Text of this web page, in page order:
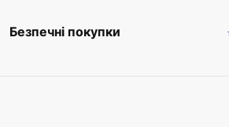
Безпечні покупки